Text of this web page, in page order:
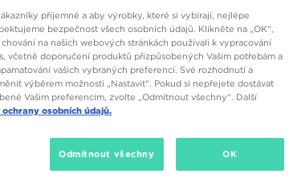
příjemné a aby výrobky, které si vybírají, nejlépe
bezpečnost všech osobních údajů. Klikněte na „OK“,
na našich webových stránkách používali k vypracování
včetně doporučení produktů přizpůsobených Vašim potřebám a
vašich vybraných preferencí. Své rozhodnutí a
výběrem možnosti „Nastavit“. Pokud si nepřejete dostávat
Vašim preferencím, zvolte „Odmítnout všechny“. Další
osobních údajů.
Odmítnout všechny OK